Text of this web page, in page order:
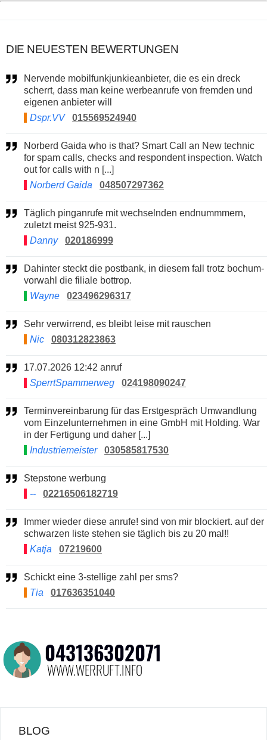
DIE NEUESTEN BEWERTUNGEN
Nervende mobilfunkjunkieanbieter, die es ein dreck
scherrt, dass man keine werbeanrufe von fremden und
eigenen anbieter will
Dspr.VV
015569524940
Norberd Gaida who is that? Smart Call an New technic
for spam calls, checks and respondent inspection. Watch
out for calls with n [...]
Norberd Gaida
048507297362
Täglich pinganrufe mit wechselnden endnummmern,
zuletzt meist 925-931.
Danny
020186999
Dahinter steckt die postbank, in diesem fall trotz bochum-
vorwahl die filiale bottrop.
Wayne
023496296317
Sehr verwirrend, es bleibt leise mit rauschen
Nic
080312823863
17.07.2026 12:42 anruf
SperrtSpammerweg
024198090247
Terminvereinbarung für das Erstgespräch Umwandlung
vom Einzelunternehmen in eine GmbH mit Holding. War
in der Fertigung und daher [...]
Industriemeister
030585817530
Stepstone werbung
--
02216506182719
schwarzen liste stehen sie täglich bis zu 20 mal!!
Katja
07219600
Schickt eine 3-stellige zahl per sms?
Tia
017636351040
BLOG